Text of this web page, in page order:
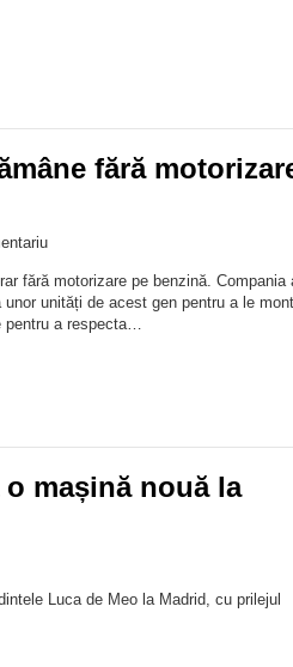
fără
fără motorizare pe benzină. Compania
unități de acest gen pentru a le
a respecta…
o mașină nouă la
Luca de Meo la Madrid, cu prilejul